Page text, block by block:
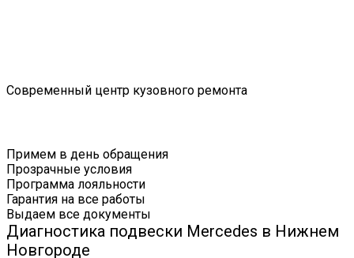
Современный центр кузовного ремонта
Примем в день обращения
Прозрачные условия
Программа лояльности
Гарантия на все работы
Выдаем все документы
Диагностика подвески Mercedes в Нижнем
Новгороде